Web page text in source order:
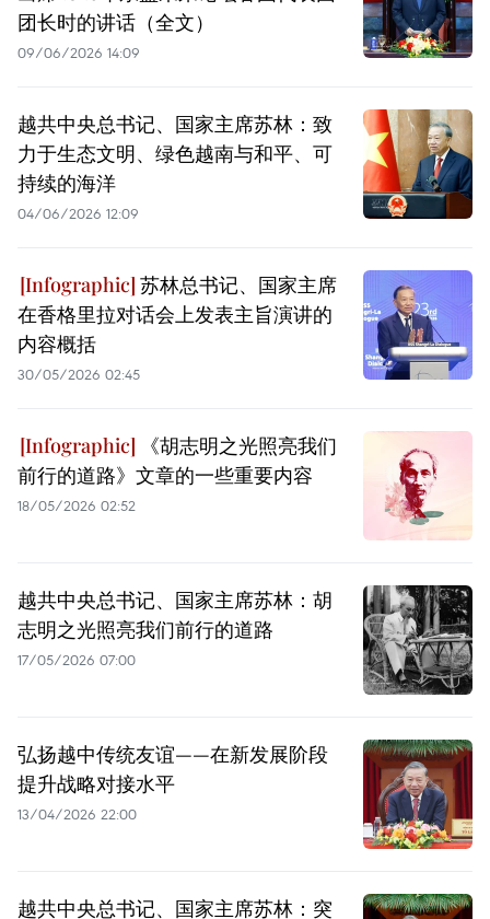
团长时的讲话（全文）
09/06/2026 14:09
越共中央总书记、国家主席苏林：致
力于生态文明、绿色越南与和平、可
持续的海洋
04/06/2026 12:09
苏林总书记、国家主席
在香格里拉对话会上发表主旨演讲的
内容概括
30/05/2026 02:45
《胡志明之光照亮我们
前行的道路》文章的一些重要内容
18/05/2026 02:52
越共中央总书记、国家主席苏林：胡
志明之光照亮我们前行的道路
17/05/2026 07:00
弘扬越中传统友谊——在新发展阶段
提升战略对接水平
13/04/2026 22:00
越共中央总书记、国家主席苏林：突